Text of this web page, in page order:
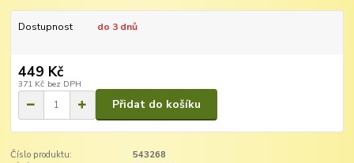
Dostupnost do 3 dnů
449 Kč
371 Kč bez DPH
Přidat do košíku
Číslo produktu:
543268